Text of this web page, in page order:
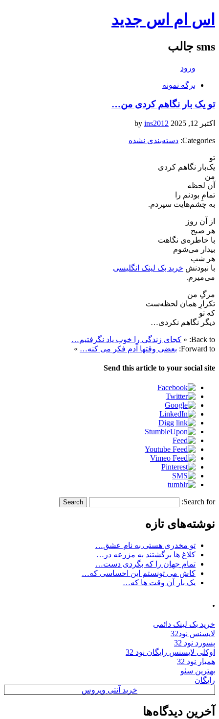
اس ام اس جدید
sms جالب
ورود
برگه نمونه
تو یک بار نگاهم کردی من…
اکتبر 12, 2025 ins2012
Categories: دسته‌بندی نشده
تو
یک‌بار نگاهم کردی
من
آن لحظه
تمامِ بودنم را
به چشم‌هایت سپردم.
از آن روز
هر صبح
با خاطره‌ی نگاهت
بیدار می‌شوم
هر شب
با نبودنش خرید بک لینک انگلیسی
می‌میرم.
مرگِ من
تکرارِ همان لحظه‌ست
که تو
دیگر نگاهم نکردی…
Back to:
« کجای زندگی را خوب یاد نگرفتیم…
Forward to: بعضی وقتها آدم فکر می کنه… »
Send this article to your social site
Search for:
نوشته‌های تازه
تو مخدری هستی به نام عشق…
کلاغ ها برگشتند به مزرعه در…
تمام جهان را که بگردی دست…
کاش می تونستم این احساسی که…
یک بار آن وقت ها که…
.
خرید بک لینک دائمی
لایسنس نود32
پسورد نود 32
اوکلی لایسنس رایگان نود 32
همیار نود 32
بهترین سئو
رایگان
خرید آنتی ویروس
آخرین دیدگاه‌ها